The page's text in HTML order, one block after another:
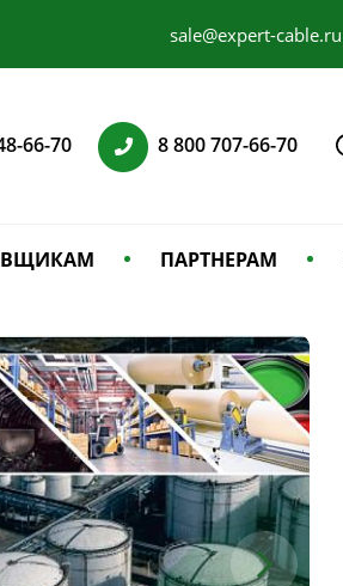
sale@expert-cable.ru
66-70 8 800 707-66-70
ПАРТНЕРАМ